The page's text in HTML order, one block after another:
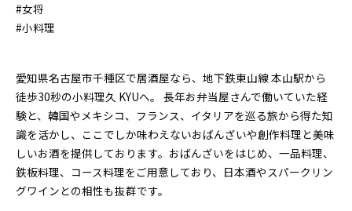
#女将
#小料理
愛知県名古屋市千種区で居酒屋なら、地下鉄東山線 本山駅から
徒歩30秒の小料理久 KYUへ。 長年お弁当屋さんで働いていた経
験と、韓国やメキシコ、フランス、イタリアを巡る旅から得た知
識を活かし、ここでしか味わえないおばんざいや創作料理と美味
しいお酒を提供しております。おばんざいをはじめ、一品料理、
鉄板料理、コース料理をご用意しており、日本酒やスパークリン
グワインとの相性も抜群です。